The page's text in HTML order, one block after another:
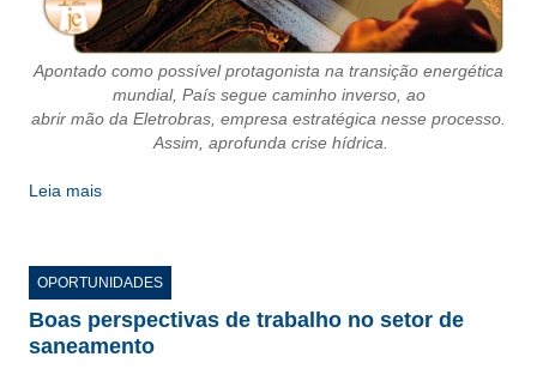
PERSONALIDADES DA TECNOLOGIA
NÚCLEO DA MULHER ENGENHEIRA
TRANSPARÊNCIA
JURÍDICO
ACORDOS, CONVENÇÕES E DISSÍDIOS
CONTRIBUIÇÕES
Apontado como possível protagonista na transição energética
mundial, País segue caminho inverso, ao
abrir mão da Eletrobras, empresa estratégica nesse processo.
Assim, aprofunda crise hídrica.
Leia mais
OPORTUNIDADES
Boas perspectivas de trabalho no setor de
saneamento